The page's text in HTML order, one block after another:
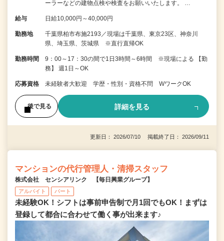
ーラーなどの建物点検や検査をお願いいたします。 …
給与 日給10,000円～40,000円
勤務地
千葉県柏市布施2193／現場は千葉県、東京23区、神奈川
県、埼玉県、茨城県 ※直行直帰OK
勤務時間
9：00～17：30の間で1日3時間～6時間 ※現場による 【勤
務】 週1日～OK
応募資格 未経験者大歓迎 学歴・性別・資格不問 WワークOK
後で見る 詳細を見る
更新日： 2026/07/10 掲載終了日： 2026/09/11
マンションの代行管理人・清掃スタッフ
株式会社 センシアリンク 【毎日興業グループ】
アルバイト パート
未経験OK！シフトは事前申告制で月1回でもOK！まずは
登録して都合に合わせて働く事が出来ます♪